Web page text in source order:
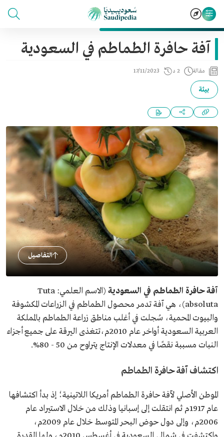
آفة حافرة الطماطم في السعودية
مقالة 2 د 17/11/2023
بيئة
التفاصيل
آفة حافرة الطماطم في السعودية
(الاسم العلمي: Tuta
absoluta)، هي آفة تدمر محصول الطماطم في الزراعات المكشوفة
والبيوت المحمية، سُجلت في أغلب مناطق زراعة الطماطم بالمملكة
العربية السعودية أواخر عام 2010م،تتغذى اليرقة على جميع أجزاء
النبات مسببة نقصًا في معدلات الإنتاج يتراوح من 50 - 80%.
اكتشاف آفة حافرة الطماطم
الموطن الأصلي لآفة حافرة الطماطم أمريكا اللاتينية؛ إذ بدأ اكتشافها
عام 1917م ثم انتقلت إلى إسبانيا وذلك من خلال الاستيراد عام
2006م، وإلى دول حوض البحر المتوسط خلال عام 2009م،